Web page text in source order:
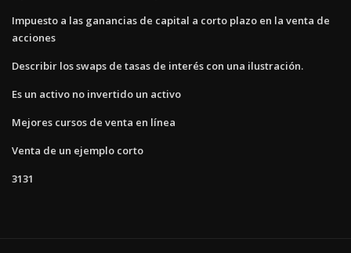
Impuesto a las ganancias de capital a corto plazo en la venta de
acciones
Describir los swaps de tasas de interés con una ilustración.
Es un activo no invertido un activo
Mejores cursos de venta en línea
Venta de un ejemplo corto
3131